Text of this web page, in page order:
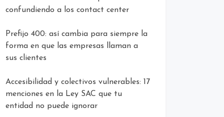
confundiendo a los contact center
Prefijo 400: así cambia para siempre la
forma en que las empresas llaman a
sus clientes
Accesibilidad y colectivos vulnerables: 17
menciones en la Ley SAC que tu
entidad no puede ignorar